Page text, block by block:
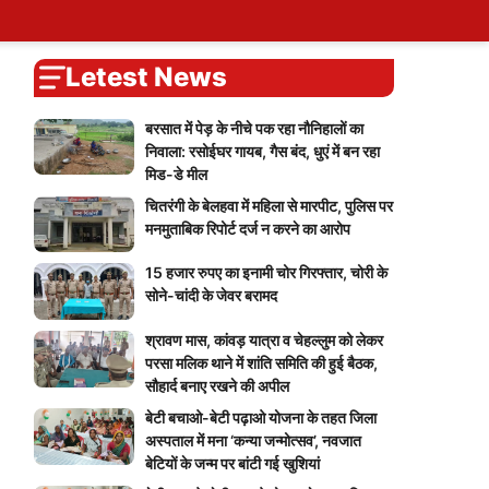
Letest News
बरसात में पेड़ के नीचे पक रहा नौनिहालों का
निवाला: रसोईघर गायब, गैस बंद, धुएं में बन रहा
मिड-डे मील
चितरंगी के बेलहवा में महिला से मारपीट, पुलिस पर
मनमुताबिक रिपोर्ट दर्ज न करने का आरोप
15 हजार रुपए का इनामी चोर गिरफ्तार, चोरी के
सोने-चांदी के जेवर बरामद
श्रावण मास, कांवड़ यात्रा व चेहल्लुम को लेकर
परसा मलिक थाने में शांति समिति की हुई बैठक,
सौहार्द बनाए रखने की अपील
बेटी बचाओ-बेटी पढ़ाओ योजना के तहत जिला
अस्पताल में मना ‘कन्या जन्मोत्सव’, नवजात
बेटियों के जन्म पर बांटी गई खुशियां